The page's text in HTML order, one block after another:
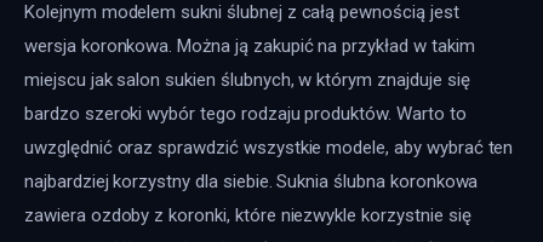
Kolejnym modelem sukni ślubnej z całą pewnością jest
wersja koronkowa. Można ją zakupić na przykład w takim
miejscu jak salon sukien ślubnych, w którym znajduje się
bardzo szeroki wybór tego rodzaju produktów. Warto to
uwzględnić oraz sprawdzić wszystkie modele, aby wybrać ten
najbardziej korzystny dla siebie. Suknia ślubna koronkowa
zawiera ozdoby z koronki, które niezwykle korzystnie się